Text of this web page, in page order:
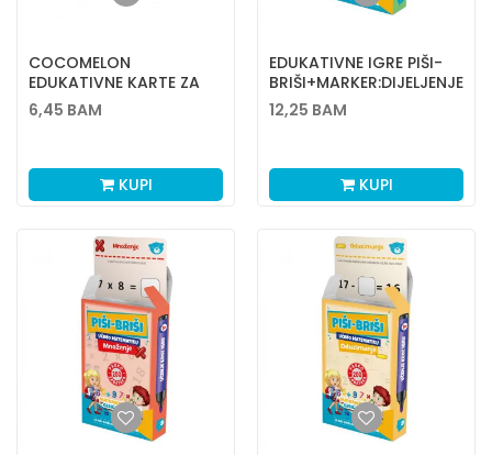
COCOMELON
EDUKATIVNE KARTE ZA
IGRANJE
6,45 BAM
KUPI
EDUKATIVNE IGRE PIŠI-
BRIŠI+MARKER:DIJELJENJE
12,25 BAM
KUPI